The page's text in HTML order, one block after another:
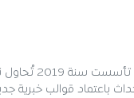
مؤسسة إخبارية
باعتماد قوالب خبرية